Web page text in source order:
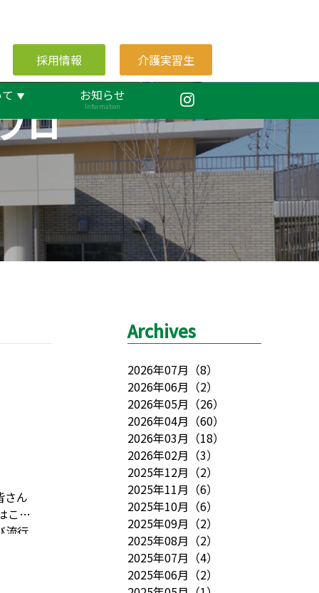
採用情報 介護実習生
お知らせ
Information
ロ
さん
こん
流行
Archives
2026年07月 （8）
2026年06月 （2）
2026年05月 （26）
2026年04月 （60）
2026年03月 （18）
2026年02月 （3）
2025年12月 （2）
2025年11月 （6）
2025年10月 （6）
2025年09月 （2）
2025年08月 （2）
2025年07月 （4）
2025年06月 （2）